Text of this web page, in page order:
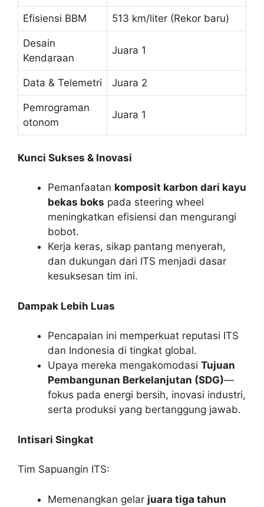
Efisiensi BBM 513 km/liter (Rekor baru)
Desain
Kendaraan
Juara 1
Data & Telemetri Juara 2
Pemrograman
otonom
Juara 1
Kunci Sukses & Inovasi
Pemanfaatan komposit karbon dari kayu
bekas boks pada steering wheel
meningkatkan efisiensi dan mengurangi
bobot.
Kerja keras, sikap pantang menyerah,
dan dukungan dari ITS menjadi dasar
kesuksesan tim ini.
Dampak Lebih Luas
Pencapaian ini memperkuat reputasi ITS
dan Indonesia di tingkat global.
Upaya mereka mengakomodasi Tujuan
Pembangunan Berkelanjutan (SDG)—
fokus pada energi bersih, inovasi industri,
serta produksi yang bertanggung jawab.
Intisari Singkat
Tim Sapuangin ITS:
Memenangkan gelar juara tiga tahun